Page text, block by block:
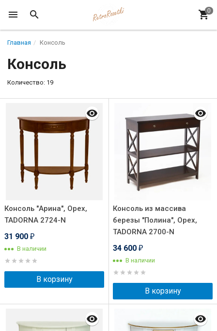
Главная Консоль
Консоль
Количество: 19
Консоль "Арина", Орех,
TADORNA 2724-N
31 900 ₽
В наличии
В корзину
Консоль из массива
березы "Полина", Орех,
TADORNA 2700-N
34 600 ₽
В наличии
В корзину